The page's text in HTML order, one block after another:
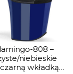
808 –
niebieskie
wkładką